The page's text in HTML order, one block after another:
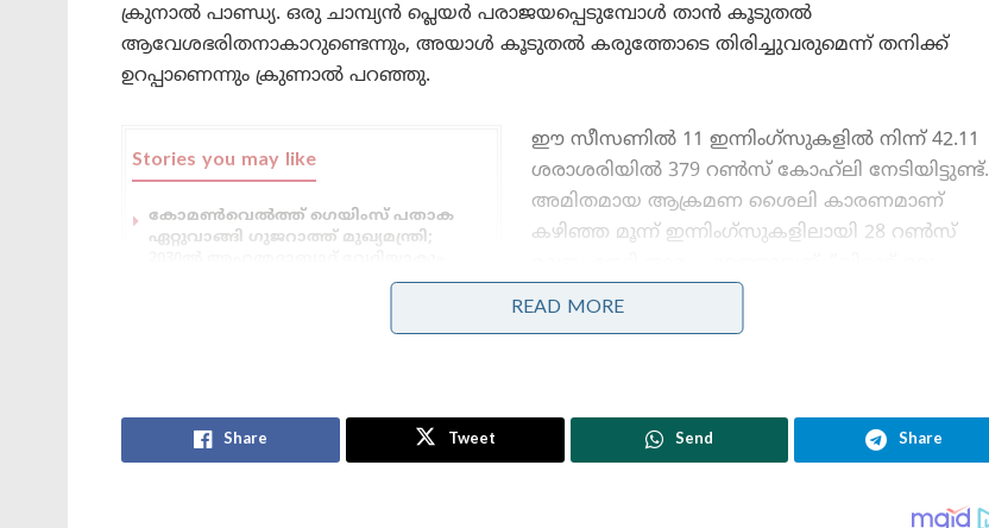
ക്രുനാൽ പാണ്ഡ്യ. ഒരു ചാമ്പ്യൻ പ്ലെയർ പരാജയപ്പെടുമ്പോൾ താൻ കൂടുതൽ
ആവേശഭരിതനാകാറുണ്ടെന്നും, അയാൾ കൂടുതൽ കരുത്തോടെ തിരിച്ചുവരുമെന്ന് തനിക്ക്
ഉറപ്പാണെന്നും ക്രുണാൽ പറഞ്ഞു.
Stories you may like
കോമൺവെൽത്ത് ഗെയിംസ് പതാക
ഏറ്റുവാങ്ങി ഗുജറാത്ത് മുഖ്യമന്ത്രി;
ഗ്ലാസ്‌ഗോയിൽ ഇന്ത്യൻ ബോക്സിങ്
അരുന്ധതിക്കും സ്വർണം; ലവ്‌ലിനയ്ക്ക്
ഈ സീസണിൽ 11 ഇന്നിംഗ്സുകളിൽ നിന്ന് 42.11
ശരാശരിയിൽ 379 റൺസ് കോഹ്‌ലി നേടിയിട്ടുണ്ട്.
അമിതമായ ആക്രമണ ശൈലി കാരണമാണ്
കഴിഞ്ഞ മൂന്ന് ഇന്നിംഗ്സുകളിലായി 28 റൺസ്
വ്യത്യസ്തനായ കളിക്കാരനാണ്, അദ്ദേഹത്തിന്
റൺസിനോടുള്ള വിശപ്പ് വലുതാണ്. വരും
ക്രുണാൽ വ്യക്തമാക്കി.
നേടിയത്. ഇതിൽ നാല് ഫോറുകളും അഞ്ച് സിക്സറുകളും ഉൾപ്പെടുന്നു. കഴിഞ്ഞ സീസണിൽ
READ MORE
Share Tweet Send Share